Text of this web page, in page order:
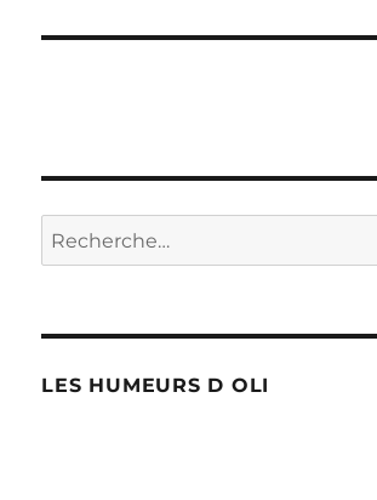
Recherche
pour :
LES HUMEURS D OLI